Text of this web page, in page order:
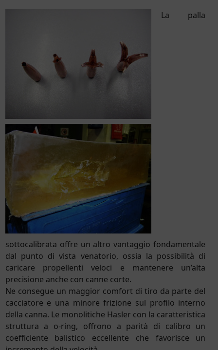
La palla
sottocalibrata offre un altro vantaggio fondamentale
dal punto di vista venatorio, ossia la possibilità di
caricare propellenti veloci e mantenere un’alta
precisione anche con canne corte.
Ne consegue un maggior comfort di tiro da parte del
cacciatore e una minore frizione sul profilo interno
della canna. Le monolitiche Hasler con la caratteristica
struttura a o-ring, offrono a parità di calibro un
coefficiente balistico eccellente che favorisce un